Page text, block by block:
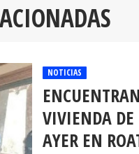
NOTICIAS
VIVIENDA
AYER EN